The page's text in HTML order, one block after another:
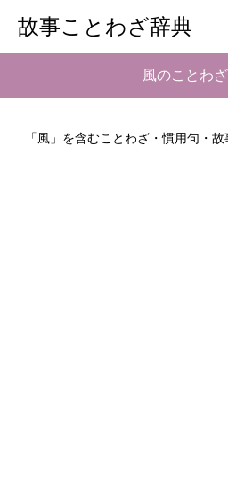
故事ことわざ辞典
風のことわ
「風」を含むことわざ・慣用句・